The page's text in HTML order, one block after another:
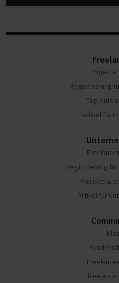
Projekte
Registrierung
Top-
Artikel für
Registrierung
Projekte
Artikel für
freelance